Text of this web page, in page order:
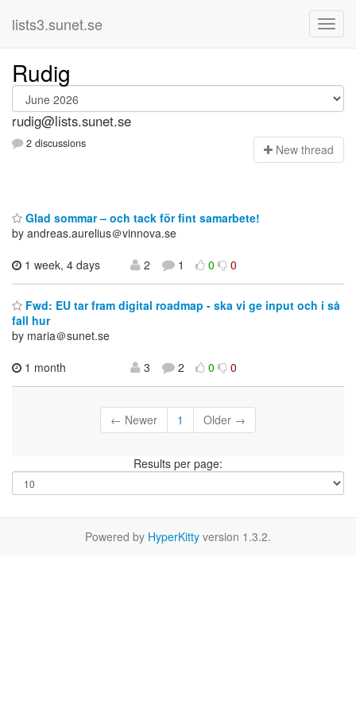
lists3.sunet.se
Rudig
rudig@lists.sunet.se
2 discussions New thread
Glad sommar – och tack för fint samarbete!
by andreas.aurelius＠vinnova.se
1 week, 4 days
2 1 0 0
Fwd: EU tar fram digital roadmap - ska vi ge input och i så
fall hur
by maria＠sunet.se
1 month
3 2 0 0
← Newer 1 Older →
Results per page:
Powered by HyperKitty version 1.3.2.